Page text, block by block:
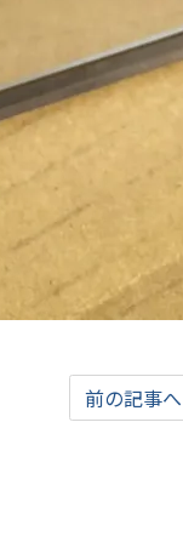
前の記事へ